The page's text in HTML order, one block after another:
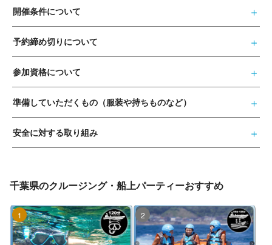
開催条件について
予約締め切りについて
参加資格について
準備していただくもの（服装や持ちものなど）
安全に対する取り組み
千葉県のクルージング・船上パーティーおすすめ
1位 2位